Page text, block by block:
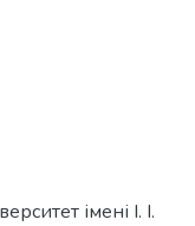
імені І. І.